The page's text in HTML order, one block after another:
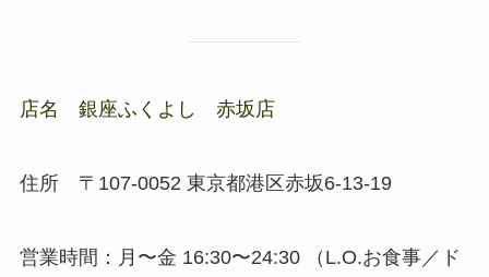
店名 銀座ふくよし 赤坂店
住所 〒107-0052 東京都港区赤坂6-13-19
営業時間：月〜金 16:30〜24:30 （L.O.お食事／ド